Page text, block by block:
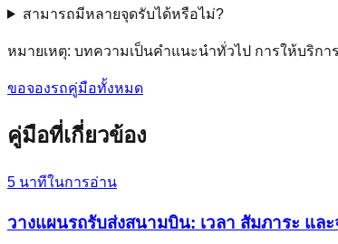
สามารถมีหลายจุดรับได้หรือไม่?
หมายเหตุ: บทความเป็นคำแนะนำทั่วไป การให้บริก
ขอจองรถคู่มือทั้งหมด
คู่มือที่เกี่ยวข้อง
5 นาทีในการอ่าน
วางแผนรถรับส่งสนามบิน: เวลา สัมภาระ แล